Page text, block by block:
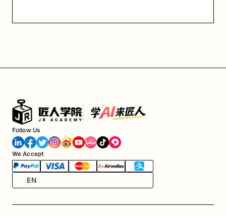
Follow Us
We Accept
EN